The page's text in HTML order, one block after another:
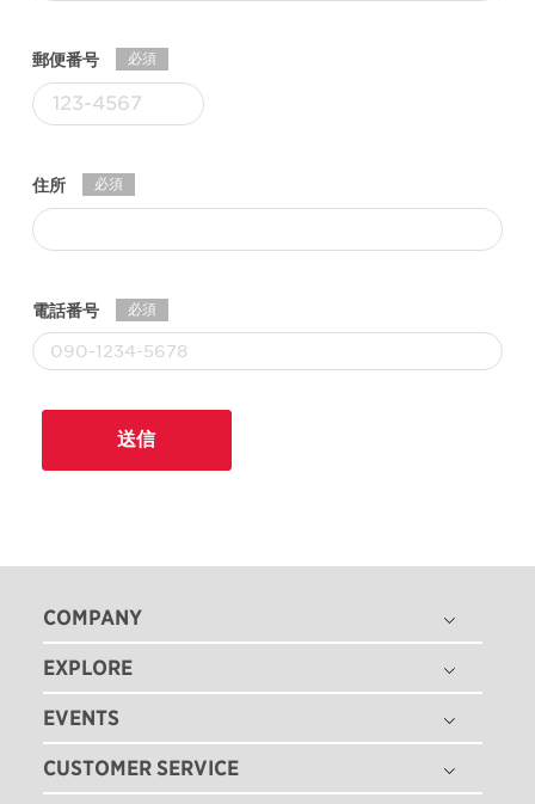
郵便番号 必須
住所 必須
電話番号 必須
COMPANY
THE TITLEIST STORY
タイトリスト グローバル
採用情報
EXPLORE
ゴルフボール
ゴルフクラブ
ゴルフギア
EVENTS
ゴルフボールフィッティング
CUSTOMER SERVICE